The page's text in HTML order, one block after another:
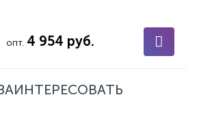
опт. 4 954 руб.